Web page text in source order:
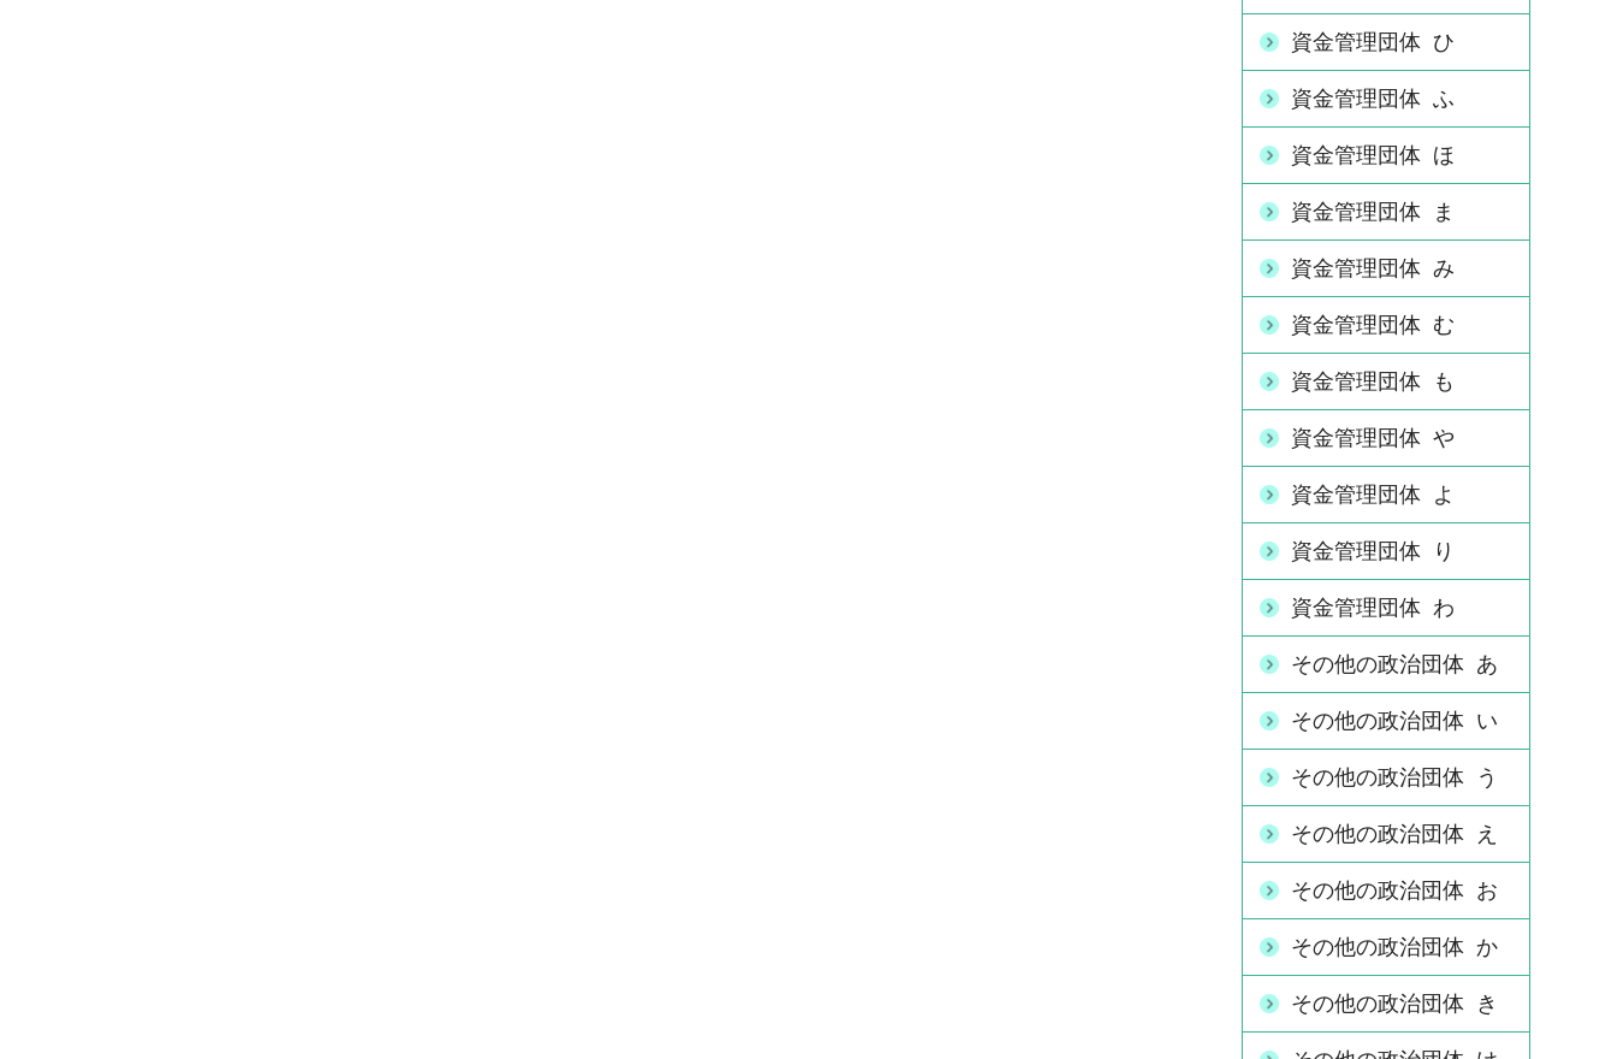
資金管理団体 ひ
資金管理団体 ふ
資金管理団体 ほ
資金管理団体 ま
資金管理団体 み
資金管理団体 む
資金管理団体 も
資金管理団体 や
資金管理団体 よ
資金管理団体 り
資金管理団体 わ
その他の政治団体 あ
その他の政治団体 い
その他の政治団体 う
その他の政治団体 え
その他の政治団体 お
その他の政治団体 か
その他の政治団体 き